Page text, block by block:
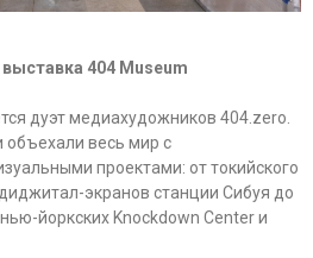
404 Museum
дуэт медиахудожников 404.zero.
объехали весь мир с
проектами: от токийского
экранов станции Сибуя до
йоркских Knockdown Center и